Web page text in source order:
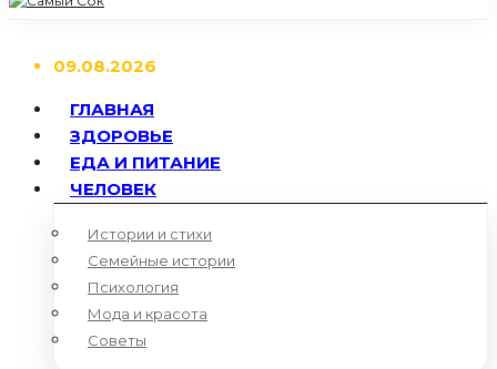
09.08.2026
ГЛАВНАЯ
ЗДОРОВЬЕ
ЕДА И ПИТАНИЕ
ЧЕЛОВЕК
Истории и стихи
Семейные истории
Психология
Мода и красота
Советы